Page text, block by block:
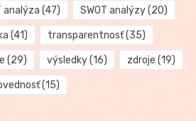
analýza (47) SWOT analýzy(20)
(41) transparentnosť(35)
(29) výsledky(16) zdroje (19)
(15)